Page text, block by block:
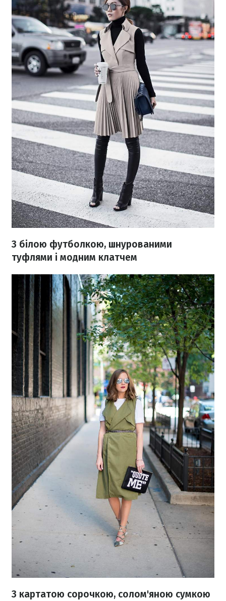
З білою футболкою, шнурованими
туфлями і модним клатчем
З картатою сорочкою, солом'яною сумкою